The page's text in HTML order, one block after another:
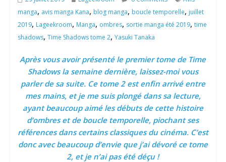
manga, avis manga Kana, blog manga, boucle temporelle, juillet
2019, Lageekroom, Manga, ombres, sortie manga été 2019, time
shadows, Time Shadows tome 2, Yasuki Tanaka
Après vous avoir présenté le premier tome de Time
Shadows la semaine dernière, laissez-moi vous
parler de sa suite. Ce tome 2 est enfin arrivé entre
mes mains, et je me suis plongé dans sa lecture,
ayant beaucoup aimé les débuts de cette histoire
d’ombres et de boucle temporelle, piochant ses
références dans certains classiques du cinéma. C’est
donc avec beaucoup d’envie que j’ai dévoré ce tome
2, et je n’ai pas été déçu !